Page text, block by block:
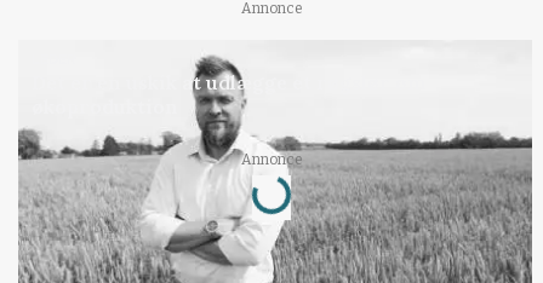
Annonce
Det er en uskik at udlægge et røgslør om
Annonce
Loading...